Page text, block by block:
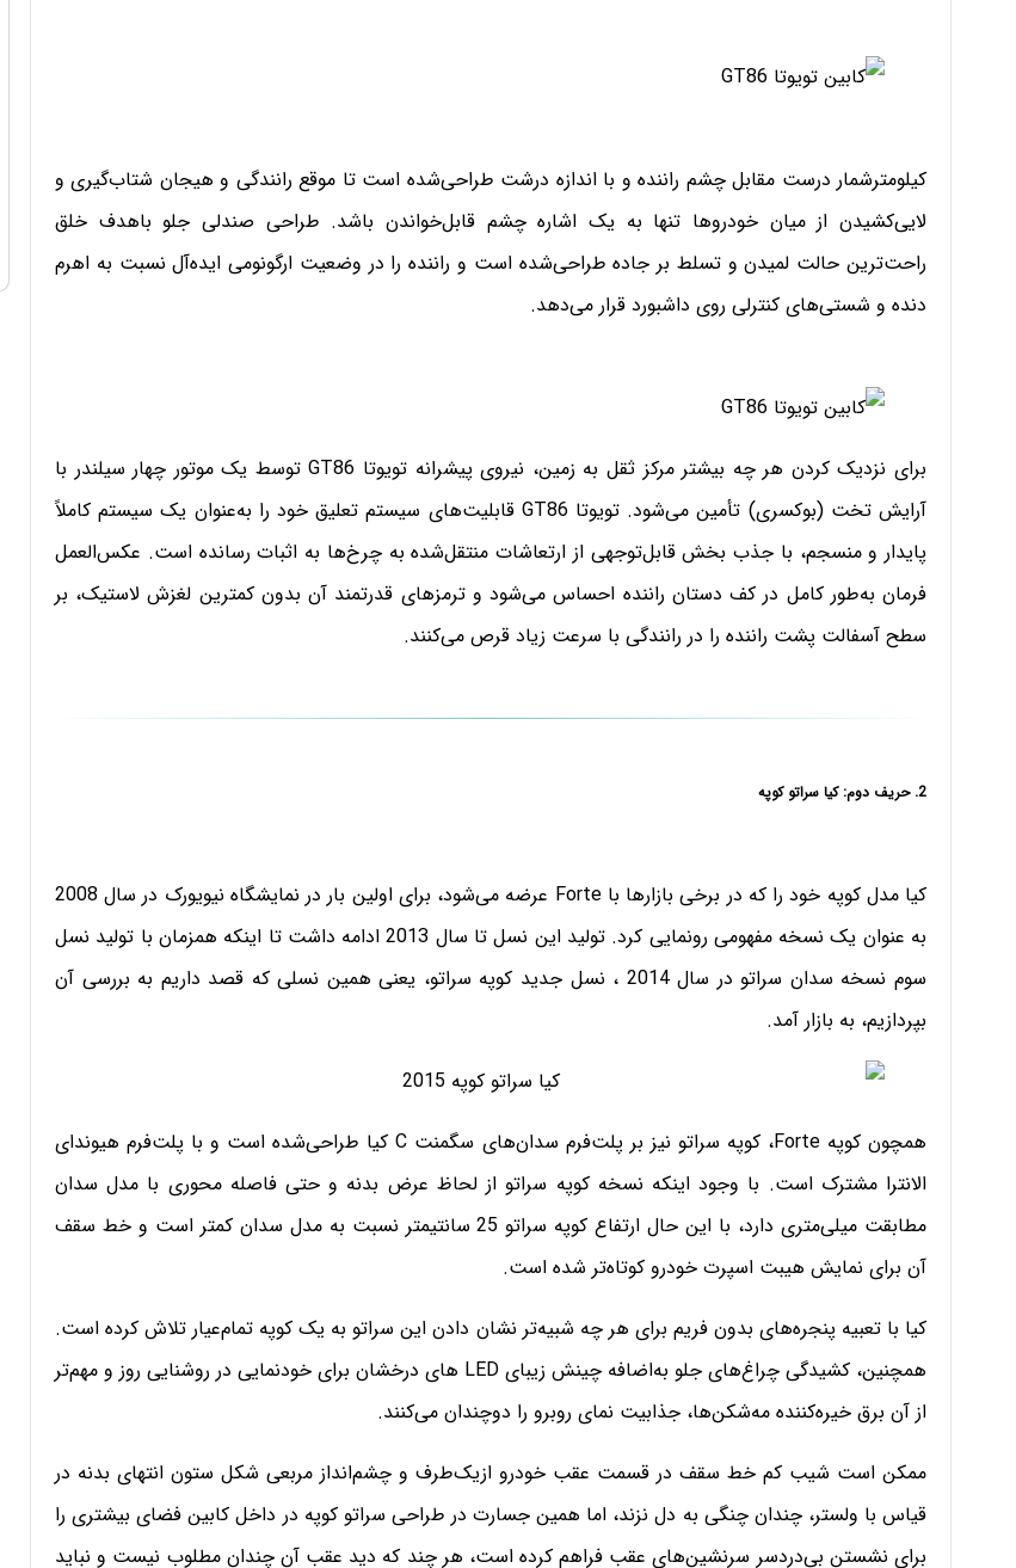
کیلومترشمار درست مقابل چشم راننده و با اندازه درشت طراحی‌شده است تا موقع رانندگی و هیجان شتاب‌گیری و
لایی‌کشیدن از میان خودروها تنها به یک اشاره چشم قابل‌خواندن باشد. طراحی صندلی جلو باهدف خلق
راحت‌ترین حالت لمیدن و تسلط بر جاده طراحی‌شده است و راننده را در وضعیت ارگونومی ایده‌آل نسبت به اهرم
دنده و شستی‌های کنترلی روی داشبورد قرار می‌دهد.
برای نزدیک کردن هر چه بیشتر مرکز ثقل به زمین، نیروی پیشرانه تویوتا GT86 توسط یک موتور چهار سیلندر با
آرایش تخت (بوکسری) تأمین می‌شود. تویوتا GT86 قابلیت‌های سیستم تعلیق خود را به‌عنوان یک سیستم کاملاً
پایدار و منسجم، با جذب بخش قابل‌توجهی از ارتعاشات منتقل‌شده به چرخ‌ها به اثبات رسانده است. عکس‌العمل
فرمان به‌طور کامل در کف دستان راننده احساس می‌شود و ترمزهای قدرتمند آن بدون کمترین لغزش لاستیک، بر
سطح آسفالت پشت راننده را در رانندگی با سرعت زیاد قرص می‌کنند.
2. حریف دوم: کیا سراتو کوپه
کیا مدل کوپه خود را که در برخی بازارها با Forte عرضه می‌شود، برای اولین بار در نمایشگاه نیویورک در سال 2008
به عنوان یک نسخه مفهومی رونمایی کرد. تولید این نسل تا سال 2013 ادامه داشت تا اینکه همزمان با تولید نسل
سوم نسخه سدان سراتو در سال 2014 ، نسل جدید کوپه سراتو، یعنی همین نسلی که قصد داریم به بررسی آن
بپردازیم، به بازار آمد.
همچون کوپه Forte، کوپه سراتو نیز بر پلت‌فرم سدان‌های سگمنت C کیا طراحی‌شده است و با پلت‌فرم هیوندای
الانترا مشترک است. با وجود اینکه نسخه کوپه سراتو از لحاظ عرض بدنه و حتی فاصله محوری با مدل سدان
مطابقت میلی‌متری دارد، با این ‌حال ارتفاع کوپه سراتو 25 سانتیمتر نسبت به مدل سدان کمتر است و خط سقف
آن برای نمایش هیبت اسپرت خودرو کوتاه‌تر شده است.
کیا با تعبیه پنجره‌های بدون فریم برای هر چه شبیه‌تر نشان دادن این سراتو به یک کوپه تمام‌عیار تلاش کرده است.
همچنین، کشیدگی چراغ‌های جلو به‌اضافه چینش زیبای LED های درخشان برای خودنمایی در روشنایی روز و مهم‌تر
از آن برق خیره‌کننده مه‌شکن‌ها، جذابیت نمای روبرو را دوچندان می‌کنند.
ممکن است شیب کم خط سقف در قسمت عقب خودرو ازیک‌طرف و چشم‌انداز مربعی شکل ستون انتهای بدنه در
قیاس با ولستر، چندان چنگی به دل نزند، اما همین جسارت در طراحی سراتو کوپه در داخل کابین فضای بیشتری را
برای نشستن بی‌دردسر سرنشین‌های عقب فراهم کرده است، هر چند که دید عقب آن چندان مطلوب نیست و نباید